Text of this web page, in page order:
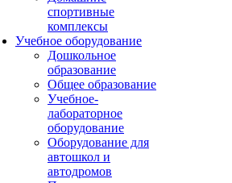
спортивные
комплексы
Учебное оборудование
Дошкольное
образование
Общее образование
Учебное-
лабораторное
оборудование
Оборудование для
автошкол и
автодромов